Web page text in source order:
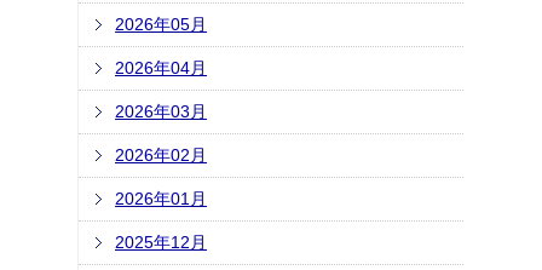
2026年05月
2026年04月
2026年03月
2026年02月
2026年01月
2025年12月